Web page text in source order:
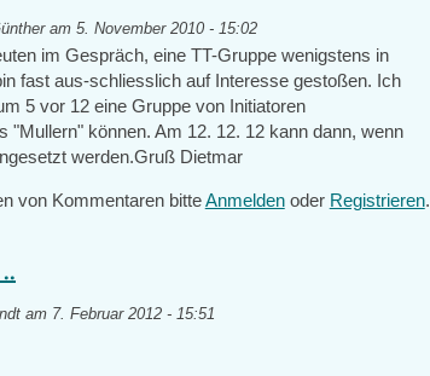
am 5. November 2010 - 15:02
im Gespräch, eine TT-Gruppe wenigstens in
fast aus-schliesslich auf Interesse gestoßen. Ich
5 vor 12 eine Gruppe von Initiatoren
können. Am 12. 12. 12 kann dann, wenn
werden.Gruß Dietmar
von Kommentaren bitteAnmeldenoder Registrieren.
am 7. Februar 2012 - 15:51